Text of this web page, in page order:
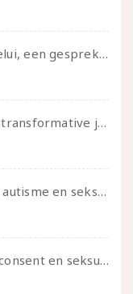
Ongehoord – Aflevering 37 – Ouwelui, een gesprek met non over seksualiteit, transitie en ageism
Ongehoord – Aflevering 36 – over transformative justice – in gesprek met Ella en carson
Ongehoord – Aflevering 32 – Over autisme en seksualiteit – in gesprek met Roos Reijbroek
Ondersteuning op het gebied van consent en seksualiteit